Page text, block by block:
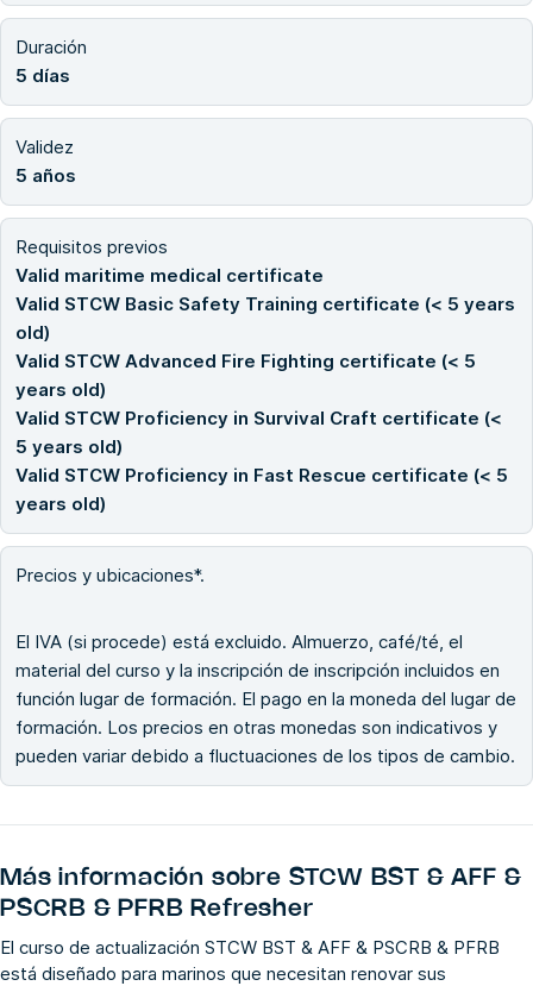
Duración
5 días
Validez
5 años
Requisitos previos
Valid maritime medical certificate
Valid STCW Basic Safety Training certificate (< 5 years
old)
Valid STCW Advanced Fire Fighting certificate (< 5
years old)
Valid STCW Proficiency in Survival Craft certificate (<
5 years old)
Valid STCW Proficiency in Fast Rescue certificate (< 5
years old)
Precios y ubicaciones*.
El IVA (si procede) está excluido. Almuerzo, café/té, el
material del curso y la inscripción de inscripción incluidos en
función lugar de formación. El pago en la moneda del lugar de
formación. Los precios en otras monedas son indicativos y
pueden variar debido a fluctuaciones de los tipos de cambio.
Más información sobre STCW BST & AFF &
PSCRB & PFRB Refresher
El curso de actualización STCW BST & AFF & PSCRB & PFRB
está diseñado para marinos que necesitan renovar sus